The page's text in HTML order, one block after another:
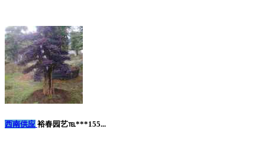
西南供应 裕春园艺℡***155...